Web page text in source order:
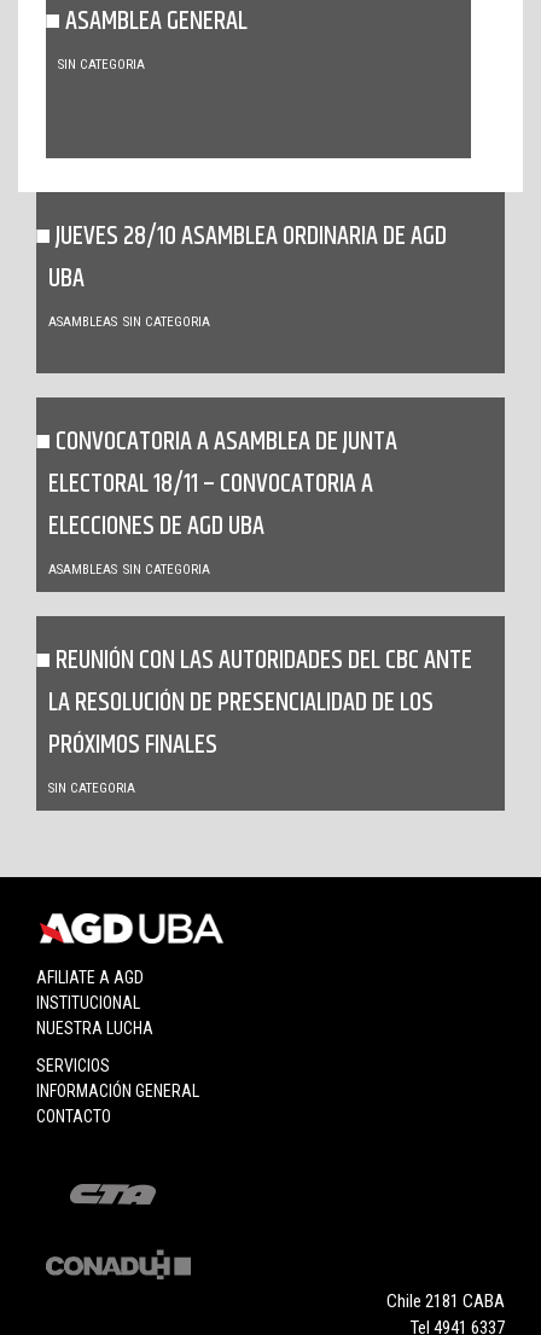
ASAMBLEA GENERAL
SIN CATEGORIA
JUEVES 28/10 ASAMBLEA ORDINARIA DE AGD
UBA
ASAMBLEAS SIN CATEGORIA
CONVOCATORIA A ASAMBLEA DE JUNTA
ELECTORAL 18/11 – CONVOCATORIA A
ELECCIONES DE AGD UBA
ASAMBLEAS SIN CATEGORIA
REUNIÓN CON LAS AUTORIDADES DEL CBC ANTE
LA RESOLUCIÓN DE PRESENCIALIDAD DE LOS
PRÓXIMOS FINALES
SIN CATEGORIA
AFILIATE A AGD
INSTITUCIONAL
NUESTRA LUCHA
SERVICIOS
INFORMACIÓN GENERAL
CONTACTO
Chile 2181 CABA
Tel 4941 6337